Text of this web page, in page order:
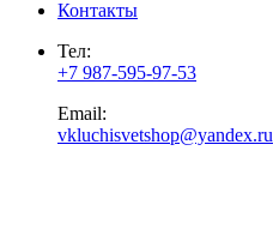
Контакты
Тел:
+7 987-595-97-53
Email:
vkluchisvetshop@yandex.ru